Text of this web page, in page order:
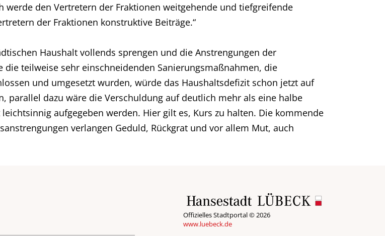
werde den Vertretern der Fraktionen weitgehende und tiefgreifende
der Fraktionen konstruktive Beiträge.“
Haushalt vollends sprengen und die Anstrengungen der
teilweise sehr einschneidenden Sanierungsmaßnahmen, die
und umgesetzt wurden, würde das Haushaltsdefizit schon jetzt auf
parallel dazu wäre die Verschuldung auf deutlich mehr als eine halbe
aufgegeben werden. Hier gilt es, Kurs zu halten. Die kommende
verlangen Geduld, Rückgrat und vor allem Mut, auch
Offizielles Stadtportal © 2026
www.luebeck.de